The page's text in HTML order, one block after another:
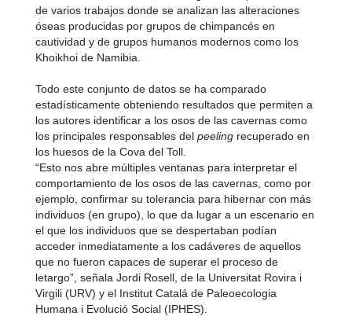
de varios trabajos donde se analizan las alteraciones
óseas producidas por grupos de chimpancés en
cautividad y de grupos humanos modernos como los
Khoikhoi de Namibia.
Todo este conjunto de datos se ha comparado
estadísticamente obteniendo resultados que permiten a
los autores identificar a los osos de las cavernas como
los principales responsables del peelingrecuperado en
los huesos de la Cova del Toll.
“Esto nos abre múltiples ventanas para interpretar el
comportamiento de los osos de las cavernas, como por
ejemplo, confirmar su tolerancia para hibernar con más
individuos (en grupo), lo que da lugar a un escenario en
el que los individuos que se despertaban podían
acceder inmediatamente a los cadáveres de aquellos
que no fueron capaces de superar el proceso de
letargo”, señala Jordi Rosell, de la Universitat Rovira i
Virgili (URV) y el Institut Catalá de Paleoecologia
Humana i Evolució Social (IPHES).